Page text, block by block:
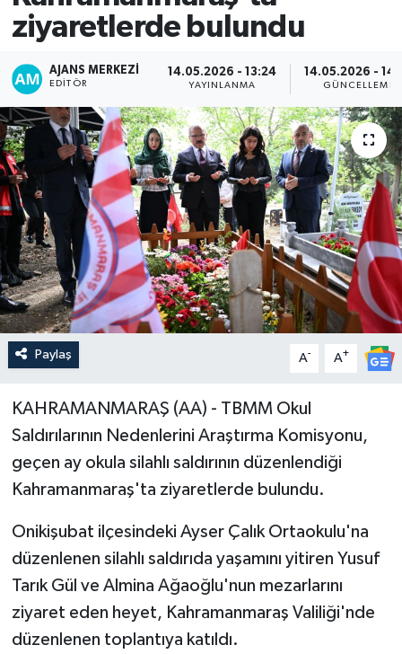
ziyaretlerde bulundu
AJANS MERKEZI
EDITÖR
14.05.2026 - 13:24
YAYINLANMA
14.05.2026 -
GÜNCELLEME
Paylaş A- A+
KAHRAMANMARAŞ (AA) - TBMM Okul
Saldırılarının Nedenlerini Araştırma Komisyonu,
geçen ay okula silahlı saldırının düzenlendiği
Kahramanmaraş'ta ziyaretlerde bulundu.
​​​​​​​Onikişubat ilçesindeki Ayser Çalık Ortaokulu'na
düzenlenen silahlı saldırıda yaşamını yitiren Yusuf
Tarık Gül ve Almina Ağaoğlu'nun mezarlarını
ziyaret eden heyet, Kahramanmaraş Valiliği'nde
düzenlenen toplantıya katıldı.